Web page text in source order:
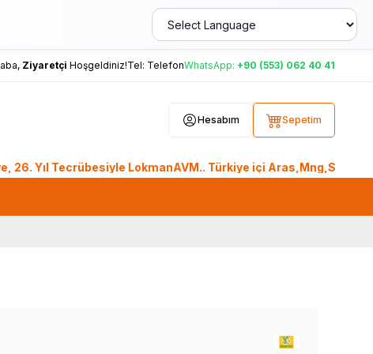
Ziyaretçi Hoşgeldiniz!Tel: TelefonWhatsApp: +90 (553) 062 40 41
Hesabım Sepetim
LokmanAVM.. Türkiye içi